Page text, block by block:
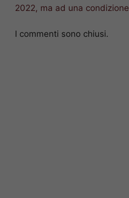
2022, ma ad una condizione
I commenti sono chiusi.